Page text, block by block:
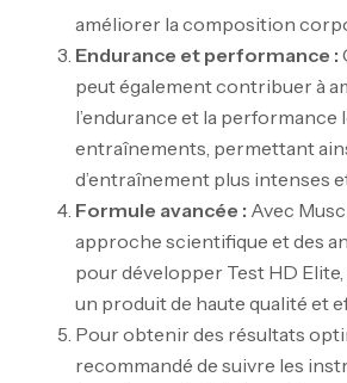
améliorer la composition
Endurance et performance :
peut également contribuer à
l’endurance et la performance
entraînements, permettant
d’entraînement plus intenses
Formule avancée : Avec
approche scientifique et des
pour développer Test HD
un produit de haute qualité et
Pour obtenir des résultats
recommandé de suivre les